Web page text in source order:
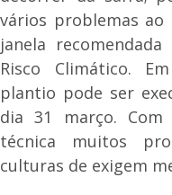
vários problemas
janela
Risco Climático.
plantio pode ser
dia 31 março. Com
técnica muitos
culturas de exigem